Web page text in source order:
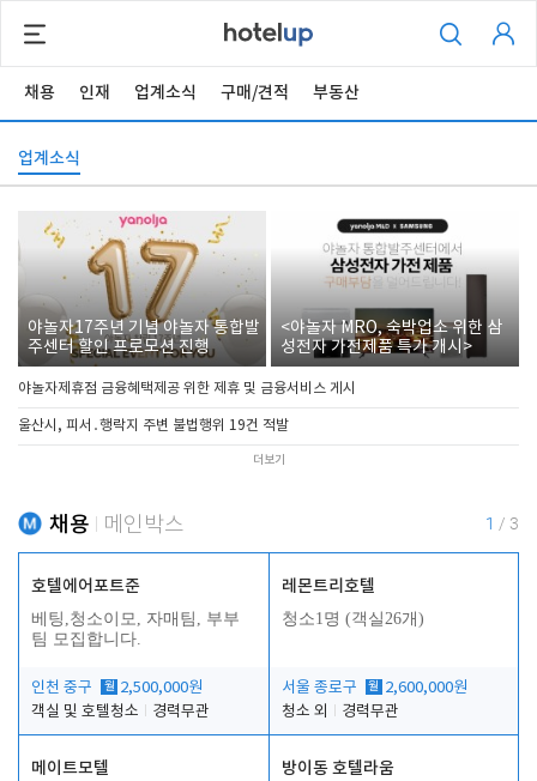
채용 인재 업계소식 구매/견적 부동산
업계소식
야놀자17주년 기념 야놀자 통합발
주센터 할인 프로모션 진행
<야놀자 MRO, 숙박업소 위한 삼
성전자 가전제품 특가 개시>
야놀자제휴점 금융혜택제공 위한 제휴 및 금융서비스 게시
울산시, 피서․행락지 주변 불법행위 19건 적발
더보기
채용 메인박스 1 / 3
호텔에어포트준
베팅,청소이모, 자매팀, 부부
팀 모집합니다.
인천 중구 월 2,500,000원
객실 및 호텔청소
경력무관
레몬트리호텔
청소1명 (객실26개)
서울 종로구 월 2,600,000원
청소 외
경력무관
메이트모텔 방이동 호텔라움